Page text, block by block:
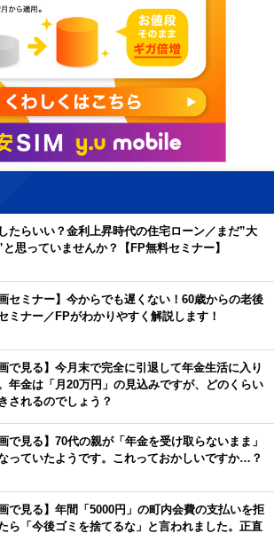
たらいい？金利上昇時代の住宅ローン／まだ”大
と思っていませんか？【FP無料セミナー】
画セミナー】今からでも遅くない！60歳からの老後
ミナー／FPがわかりやすく解説します！
画で見る】今月末で完全に引退して年金生活に入り
年金は「月20万円」の見込みですが、どのくらい
されるのでしょう？
で見る】70代の親が「年金を受け取らないまま」
っていたようです。これっておかしいですか…？
画で見る】年間「5000円」の町内会費の支払いを拒
ら「今後ゴミを捨てるな」と言われました。正直